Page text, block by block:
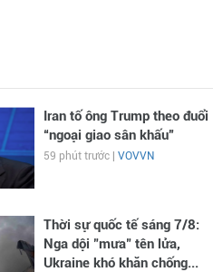
Iran tố ông Trump theo đuổi
“ngoại giao sân khấu”
59 phút trước | VOVVN
Thời sự quốc tế sáng 7/8:
Nga dội "mưa" tên lửa,
Ukraine khó khăn chống...